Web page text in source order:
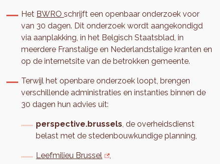
Het BWROschrijft een openbaar onderzoek voor
van 30 dagen. Dit onderzoek wordt aangekondigd
via aanplakking, in het Belgisch Staatsblad, in
meerdere Franstalige en Nederlandstalige kranten en
op de internetsite van de betrokken gemeente.
Terwijl het openbare onderzoek loopt, brengen
verschillende administraties en instanties binnen de
30 dagen hun advies uit:
perspective.brussels , de overheidsdienst
belast met de stedenbouwkundige planning,
Leefmilieu Brussel